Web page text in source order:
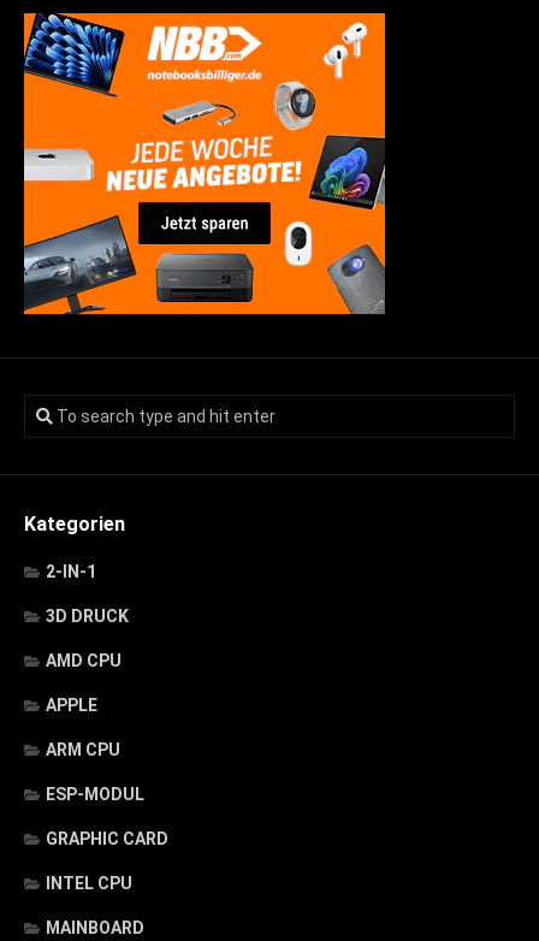
Kategorien
2-IN-1
3D DRUCK
AMD CPU
APPLE
ARM CPU
ESP-MODUL
GRAPHIC CARD
INTEL CPU
MAINBOARD